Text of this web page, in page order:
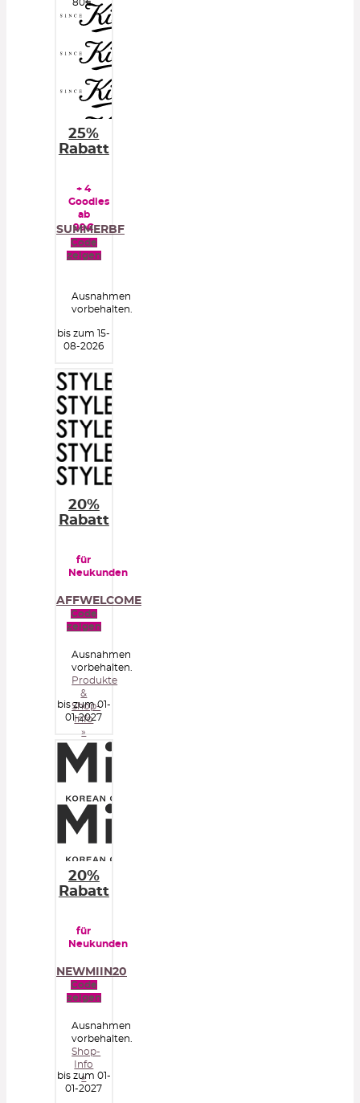
80€.
25%
Rabatt
+ 4
Goodies
ab
99€
SUMMERBF
Code
zeigen
Ausnahmen
vorbehalten.
bis zum 15-
08-2026
20%
Rabatt
für
Neukunden
AFFWELCOME
Code
zeigen
Ausnahmen
vorbehalten.
Produkte
&
Shop-
Info
»
bis zum 01-
01-2027
20%
Rabatt
für
Neukunden
NEWMIIN20
Code
zeigen
Ausnahmen
vorbehalten.
Shop-
Info
»
bis zum 01-
01-2027